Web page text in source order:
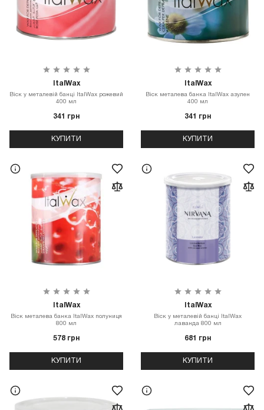
ItalWax
Віск у металевій банці ItalWax рожевий
400 мл
341 грн
КУПИТИ
ItalWax
Віск металева банка ItalWax азулен
400 мл
341 грн
КУПИТИ
ItalWax
Віск металева банка ItalWax полуниця
800 мл
578 грн
КУПИТИ
ItalWax
Віск у металевій банці ItalWax
лаванда 800 мл
681 грн
КУПИТИ